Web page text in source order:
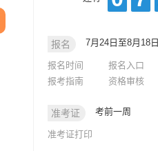
报名 7月24日至8月18日
报名时间 报名入口
报考指南
资格审核
准考证 考前一周
准考证打印